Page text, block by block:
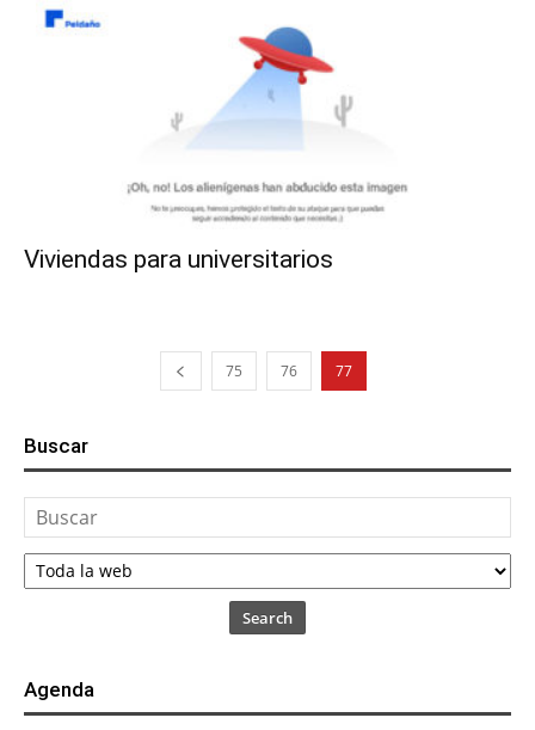
Viviendas para universitarios
75 76 77
Buscar
Search
Agenda